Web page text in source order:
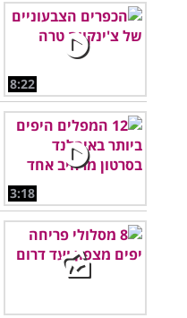
8:22
3:18